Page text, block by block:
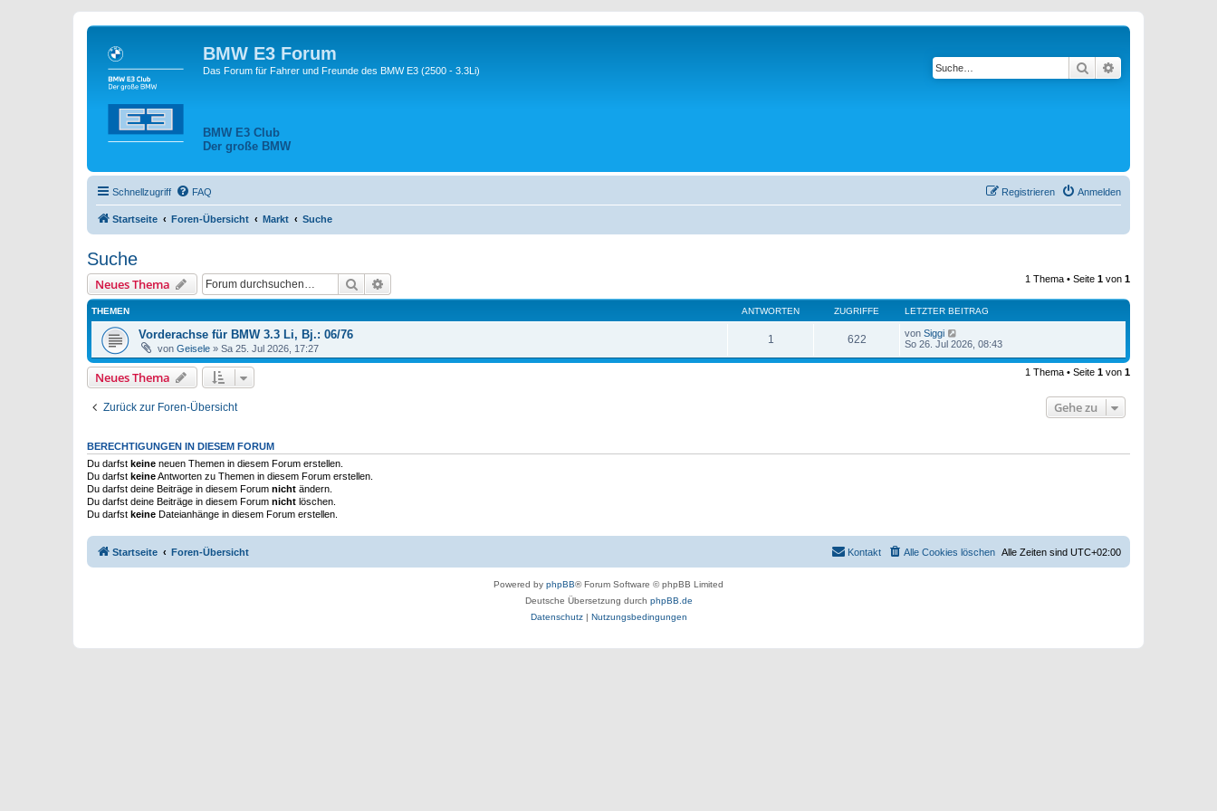
BMW E3 Forum
Das Forum für Fahrer und Freunde des BMW E3 (2500 - 3.3Li)
BMW E3 Club
Der große BMW
Suche
Schnellzugriff FAQ Anmelden
Registrieren
Startseite Foren-Übersicht Markt Suche
Suche
Neues Thema Suche 1 Thema • Seite 1 von 1
THEMEN ANTWORTEN ZUGRIFFE LETZTER BEITRAG
Vorderachse für BMW 3.3 Li, Bj.: 06/76
von Geisele » Sa 25. Jul 2026, 17:27
1 622 von Siggi
So 26. Jul 2026, 08:43
Neues Thema 1 Thema • Seite 1 von 1
Zurück zur Foren-Übersicht Gehe zu
BERECHTIGUNGEN IN DIESEM FORUM
Du darfst keine neuen Themen in diesem Forum erstellen.
Du darfst keineAntworten zu Themen in diesem Forum erstellen.
Du darfst deine Beiträge in diesem Forum nicht ändern.
Du darfst deine Beiträge in diesem Forum nicht löschen.
Du darfst keine Dateianhänge in diesem Forum erstellen.
Startseite Foren-Übersicht Alle Zeiten sind UTC+02:00
Alle Cookies löschen
Kontakt
Powered by phpBB® Forum Software © phpBB Limited
Deutsche Übersetzung durch phpBB.de
Datenschutz| Nutzungsbedingungen